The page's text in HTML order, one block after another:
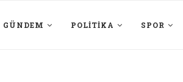
GÜNDEM POLITIKA SPOR